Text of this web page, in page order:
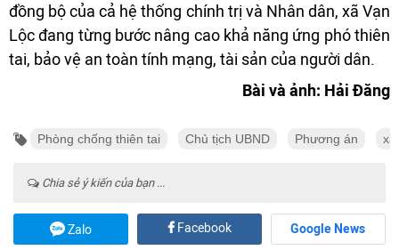
đồng bộ của cả hệ thống chính trị và Nhân dân, xã Vạn
Lộc đang từng bước nâng cao khả năng ứng phó thiên
tai, bảo vệ an toàn tính mạng, tài sản của người dân.
Bài và ảnh: Hải Đăng
Phòng chống thiên tai Chủ tịch UBND Phương án xã
Chia sẻ ý kiến của bạn ...
Zalo Facebook Google News